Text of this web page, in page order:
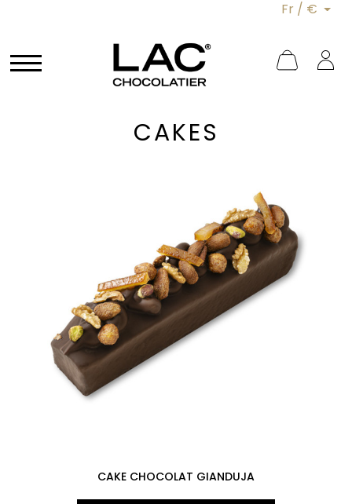
Fr / €
CAKES
CAKE CHOCOLAT GIANDUJA